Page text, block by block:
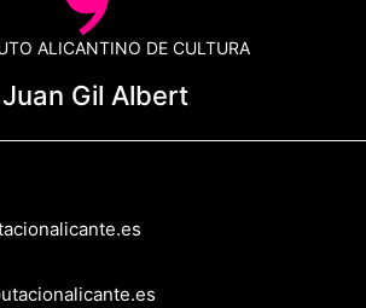
ALICANTINO DE CULTURA
Juan Gil Albert